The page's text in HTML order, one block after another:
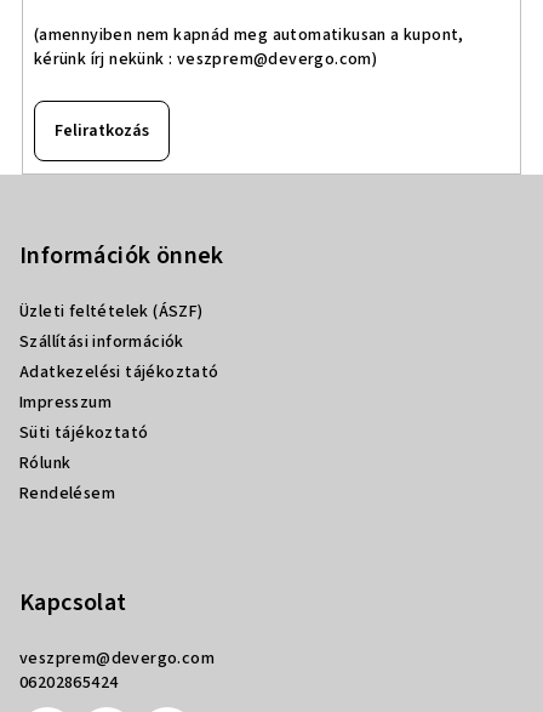
(amennyiben nem kapnád meg automatikusan a kupont,
kérünk írj nekünk : veszprem@devergo.com)
Feliratkozás
Információk önnek
Üzleti feltételek (ÁSZF)
Szállítási információk
Adatkezelési tájékoztató
Impresszum
Süti tájékoztató
Rólunk
Rendelésem
Kapcsolat
veszprem@devergo.com
06202865424